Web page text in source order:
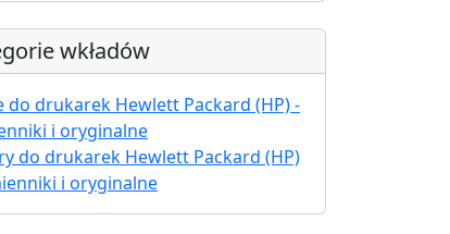
wkładów
do drukarek Hewlett Packard (HP) -
i oryginalne
do drukarek Hewlett Packard (HP)
i oryginalne